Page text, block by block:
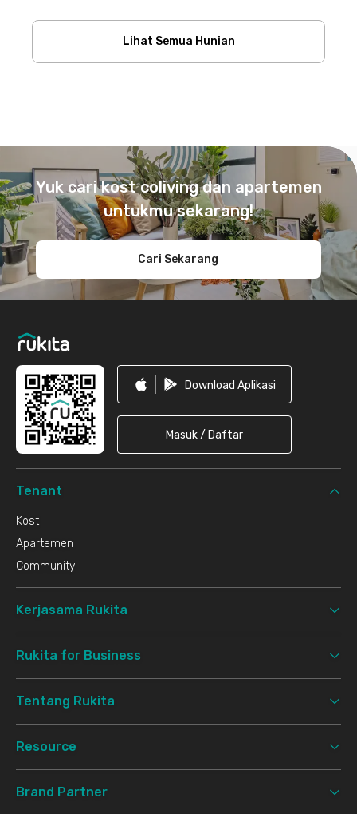
Lihat Semua Hunian
Yuk cari kost coliving dan apartemen
untukmu sekarang!
Cari Sekarang
Download Aplikasi
Masuk / Daftar
Tenant
Kost
Apartemen
Community
Kerjasama Rukita
Rukita for Business
Tentang Rukita
Resource
Brand Partner